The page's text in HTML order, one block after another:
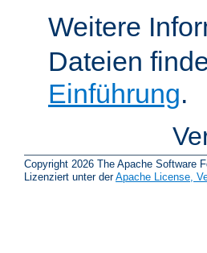
Weitere
Dateien
Einführung.
Copyright 2026 The Apache Software
Lizenziert unter derApache License,